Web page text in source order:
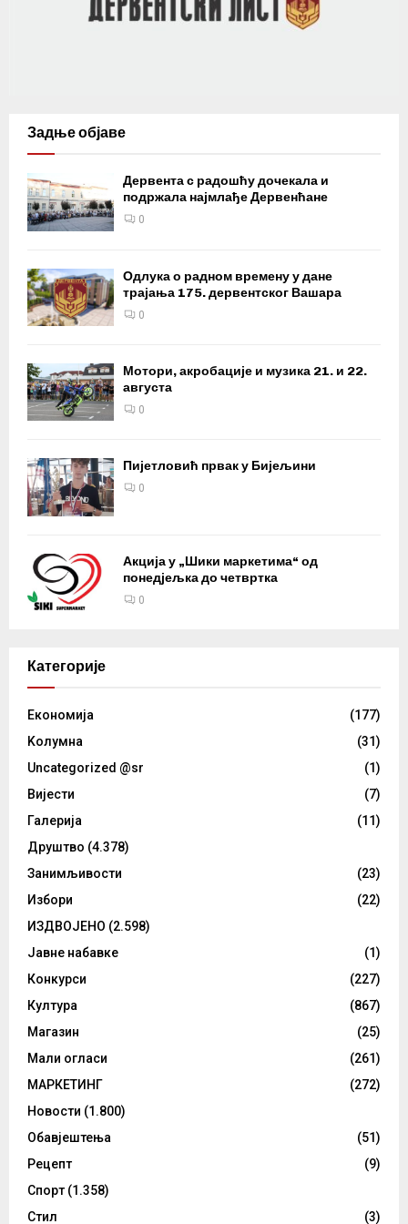
Задње објаве
Дервента с радошћу дочекала и
подржала најмлађе Дервенћане
0
Одлука о радном времену у дане
трајања 175. дервентског Вашара
0
Мотори, акробације и музика 21. и 22.
августа
0
Пијетловић првак у Бијељини
0
Акција у „Шики маркетима“ од
понедјељка до четвртка
0
Категорије
Eкономија
(177)
Kолумнa
(31)
Uncategorized @sr
(1)
Вијести
(7)
Галерија
(11)
Друштво (4.378)
Занимљивости
(23)
Избори
(22)
ИЗДВОЈЕНО (2.598)
Јавне набавке
(1)
Конкурси
(227)
Култура
(867)
Магазин
(25)
Мали огласи
(261)
МАРКЕТИНГ
(272)
Новости (1.800)
Обавјештења
(51)
Рецепт
(9)
Спорт (1.358)
Стил
(3)